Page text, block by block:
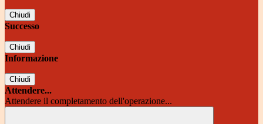
Chiudi
Successo
Chiudi
Informazione
Chiudi
Attendere...
Attendere il completamento dell'operazione...